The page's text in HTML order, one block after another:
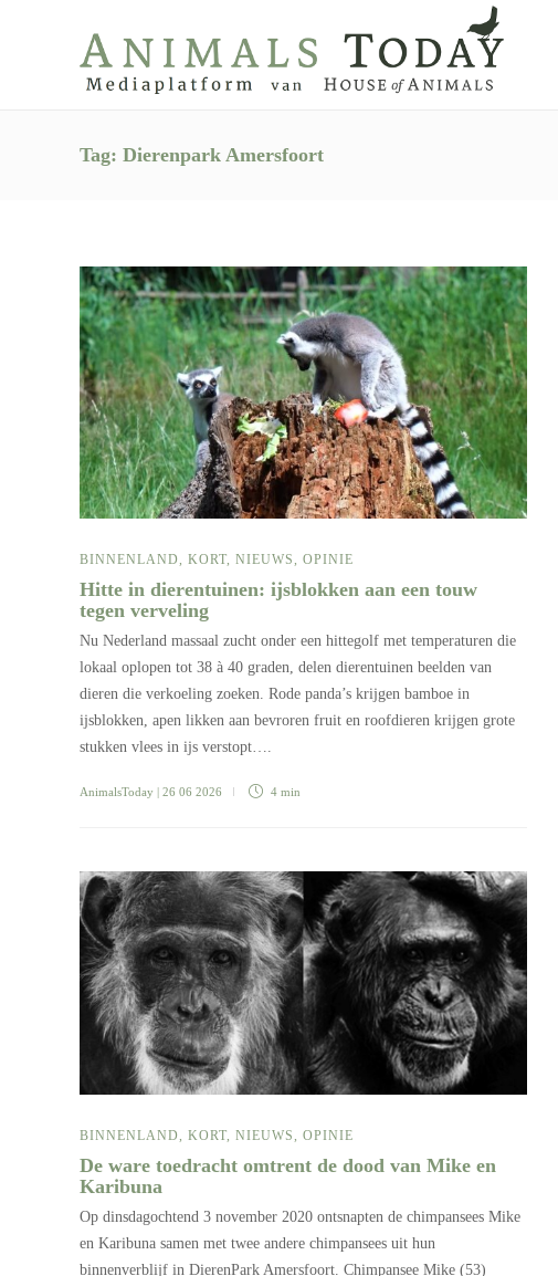
Tag: Dierenpark Amersfoort
BINNENLAND KORT NIEUWS OPINIE
Hitte in dierentuinen: ijsblokken aan een touw
tegen verveling
Nu Nederland massaal zucht onder een hittegolf met temperaturen die
lokaal oplopen tot 38 à 40 graden, delen dierentuinen beelden van
dieren die verkoeling zoeken. Rode panda’s krijgen bamboe in
ijsblokken, apen likken aan bevroren fruit en roofdieren krijgen grote
stukken vlees in ijs verstopt….
AnimalsToday | 26 06 2026 4 min
BINNENLAND, KORT, NIEUWS, OPINIE
De ware toedracht omtrent de dood van Mike en
Karibuna
Op dinsdagochtend 3 november 2020 ontsnapten de chimpansees Mike
en Karibuna samen met twee andere chimpansees uit hun
binnenverblijf in DierenPark Amersfoort. Chimpansee Mike (53)